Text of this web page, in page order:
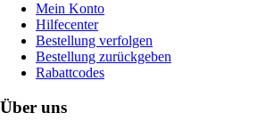
Mein Konto
Hilfecenter
Bestellung verfolgen
Bestellung zurückgeben
Rabattcodes
Über uns